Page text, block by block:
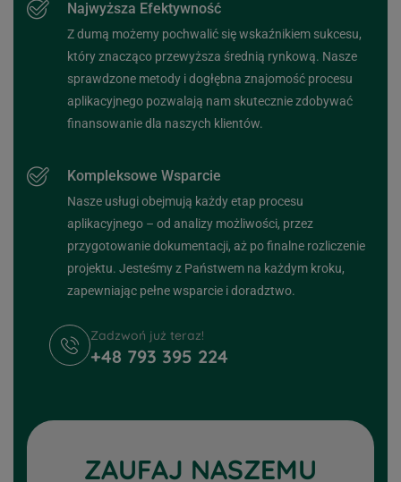
Najwyższa Efektywność
Z dumą możemy pochwalić się wskaźnikiem sukcesu,
który znacząco przewyższa średnią rynkową. Nasze
sprawdzone metody i dogłębna znajomość procesu
aplikacyjnego pozwalają nam skutecznie zdobywać
finansowanie dla naszych klientów.
Kompleksowe Wsparcie
Nasze usługi obejmują każdy etap procesu
aplikacyjnego – od analizy możliwości, przez
przygotowanie dokumentacji, aż po finalne rozliczenie
projektu. Jesteśmy z Państwem na każdym kroku,
zapewniając pełne wsparcie i doradztwo.
Zadzwoń już teraz!
+48 793 395 224
ZAUFAJ NASZEMU